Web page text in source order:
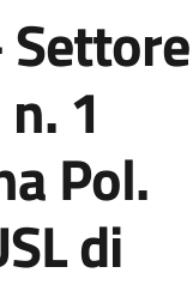
Settore
1
Pol.
di